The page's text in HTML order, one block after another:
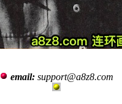
email: support@a8z8.com